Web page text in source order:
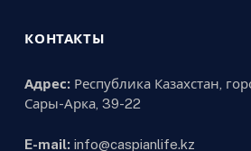
КОНТАКТЫ
Адрес: Республика Казахстан,
Сары-Арка, 39-22
E-mail: info@caspianlife.kz